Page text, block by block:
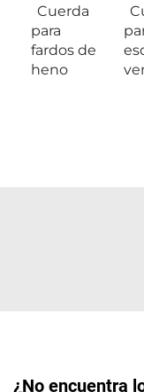
Cuerda
para
fardos de
heno
¿No encuentra